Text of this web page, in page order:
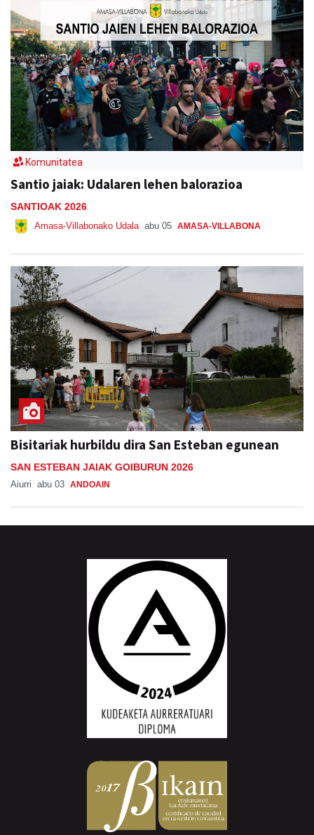
Komunitatea
Santio jaiak: Udalaren lehen balorazioa
SANTIOAK 2026
Amasa-Villabonako Udala abu 05 AMASA-VILLABONA
Bisitariak hurbildu dira San Esteban egunean
SAN ESTEBAN JAIAK GOIBURUN 2026
Aiurri abu 03 ANDOAIN